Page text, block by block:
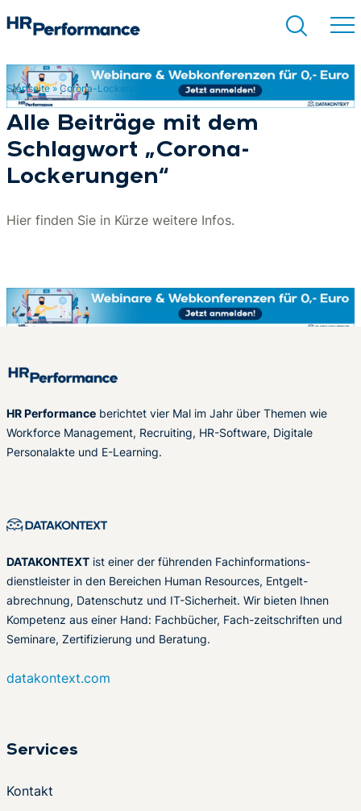
Suchen
Startseite» Corona-Lockerungen
Alle Beiträge mit dem
Schlagwort „Corona-
Lockerungen“
Hier finden Sie in Kürze weitere Infos.
HR Performance berichtet vier Mal im Jahr über Themen wie
Workforce Management, Recruiting, HR-Software, Digitale
Personalakte und E-Learning.
DATAKONTEXT ist einer der führenden Fachinformations-
dienstleister in den Bereichen Human Resources, Entgelt-
abrechnung, Datenschutz und IT-Sicherheit. Wir bieten Ihnen
Kompetenz aus einer Hand: Fachbücher, Fach-zeitschriften und
Seminare, Zertifizierung und Beratung.
datakontext.com
Services
Kontakt